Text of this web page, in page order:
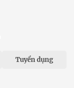
Tuyển dụng